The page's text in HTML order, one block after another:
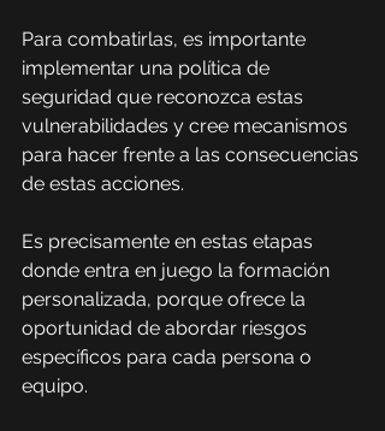
Para combatirlas, es importante
implementar una política de
seguridad que reconozca estas
vulnerabilidades y cree mecanismos
para hacer frente a las consecuencias
de estas acciones.
Es precisamente en estas etapas
donde entra en juego la formación
personalizada, porque ofrece la
oportunidad de abordar riesgos
específicos para cada persona o
equipo.